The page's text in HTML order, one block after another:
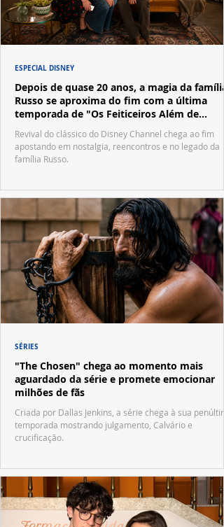
Depois de quase 20 anos, a magia da família
Russo se aproxima do fim com a última
temporada de "Os Feiticeiros Além de
Waverly Place"
Revival do clássico do Disney Channel chega ao fim
apostando em nostalgia, reencontros e no legado da
família Russo.
ESPECIAL DISNEY
"The Chosen" chega ao momento mais
aguardado da série e promete emocionar
milhões de fãs
Criada por Dallas Jenkins, a série chega à sua
temporada mostrando julgamento, Calvário e
crucificação.
SÉRIES